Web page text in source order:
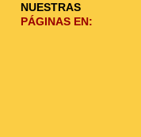
NUESTRAS
PÁGINAS EN: